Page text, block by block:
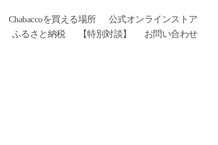
Chabaccoを買える場所
公式オンラインストア
ふるさと納税 【特別対談】 お問い合わせ